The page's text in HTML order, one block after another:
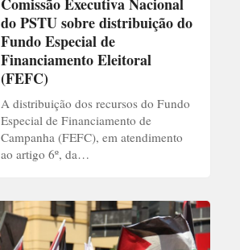
do PSTU sobre distribuição do
Fundo Especial de
Financiamento Eleitoral
(FEFC)
A distribuição dos recursos do Fundo
Especial de Financiamento de
Campanha (FEFC), em atendimento
ao artigo 6º, da…